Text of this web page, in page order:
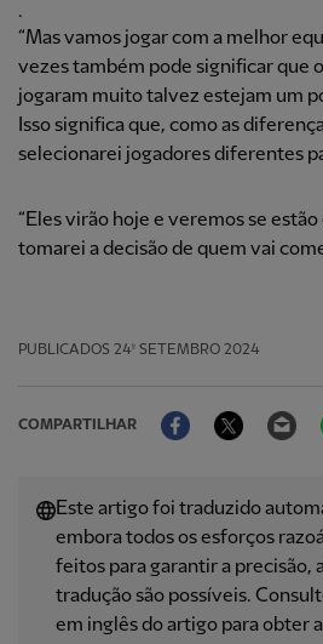
.
“Mas vamos jogar com a melhor
vezes também pode significar que
jogaram muito talvez estejam um
Isso significa que, como as
selecionarei jogadores diferentes
“Eles virão hoje e veremos se
tomarei a decisão de quem vai
PUBLICADOS 24º SETEMBRO 2024
COMPARTILHAR
FacebookTwitter
Este artigo foi traduzido
embora todos os esforços
feitos para garantir a precisão,
tradução são possíveis.
em inglês do artigo para obter